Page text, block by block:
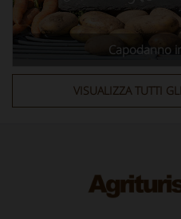
Capodanno
VISUALIZZA TUTTI